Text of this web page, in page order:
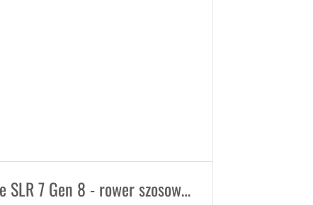
Trek Madone SLR 7 Gen 8 - rower szosowy do długich dystansów